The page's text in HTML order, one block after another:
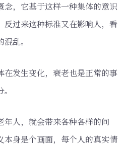
念，它基于这样一种集体的意识
反过来这种标准又在影响人，看
乱。
在发生变化，衰老也是正常的事
年人，就会带来各种各样的问
本身是个画面，每个人的真实情